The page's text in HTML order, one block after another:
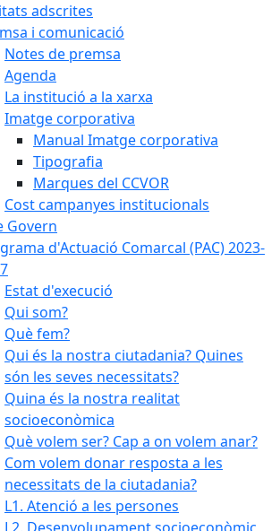
adscrites
i comunicació
Notes de premsa
Agenda
La institució a la xarxa
Imatge corporativa
Manual Imatge corporativa
Tipografia
Marques del CCVOR
Cost campanyes institucionals
Govern
d'Actuació Comarcal (PAC) 2023-
Estat d'execució
Qui som?
Què fem?
Qui és la nostra ciutadania? Quines
són les seves necessitats?
Quina és la nostra realitat
socioeconòmica
Què volem ser? Cap a on volem anar?
Com volem donar resposta a les
necessitats de la ciutadania?
L1. Atenció a les persones